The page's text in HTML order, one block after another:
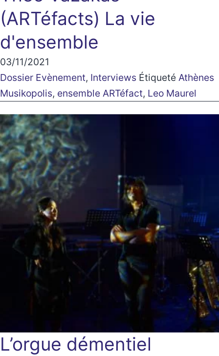
(ARTéfacts) La vie
d'ensemble
03/11/2021
Dossier Evènement, Interviews Étiqueté Athènes
Musikopolis, ensemble ARTéfact, Leo Maurel
L’orgue démentiel